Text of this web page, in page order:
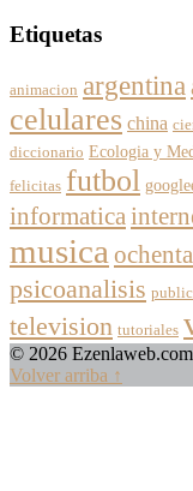
Etiquetas
animacion argentina
celulares china
diccionario Ecologia y
felicitas futbol
informatica
musica
psicoanalisis
television tutoriales
© 2026 Ezenlaweb.com
Volver arriba ↑